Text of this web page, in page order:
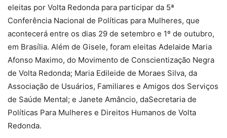
eleitas por Volta Redonda para participar da 5ª
Conferência Nacional de Políticas para Mulheres, que
acontecerá entre os dias 29 de setembro e 1º de outubro,
em Brasília. Além de Gisele, foram eleitas Adelaide Maria
Afonso Maximo, do Movimento de Conscientização Negra
de Volta Redonda; Maria Edileide de Moraes Silva, da
Associação de Usuários, Familiares e Amigos dos Serviços
de Saúde Mental; e Janete Amâncio, daSecretaria de
Políticas Para Mulheres e Direitos Humanos de Volta
Redonda.